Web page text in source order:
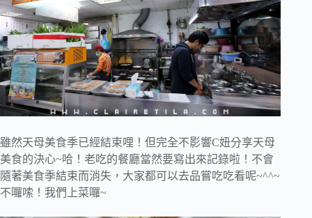
雖然天母美食季已經結束哩！但完全不影響C妞分享天母
美食的決心~哈！老吃的餐廳當然要寫出來記錄啦！不會
隨著美食季結束而消失，大家都可以去品嘗吃吃看呢~^^~
不囉嗦！我們上菜囉~